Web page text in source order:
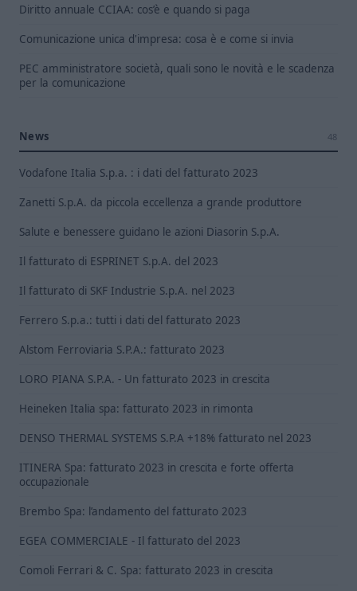
Diritto annuale CCIAA: cos’è e quando si paga
Comunicazione unica d'impresa: cosa è e come si invia
PEC amministratore società, quali sono le novità e le scadenza
per la comunicazione
News 48
Vodafone Italia S.p.a. : i dati del fatturato 2023
Zanetti S.p.A. da piccola eccellenza a grande produttore
Salute e benessere guidano le azioni Diasorin S.p.A.
Il fatturato di ESPRINET S.p.A. del 2023
Il fatturato di SKF Industrie S.p.A. nel 2023
Ferrero S.p.a.: tutti i dati del fatturato 2023
Alstom Ferroviaria S.P.A.: fatturato 2023
LORO PIANA S.P.A. - Un fatturato 2023 in crescita
Heineken Italia spa: fatturato 2023 in rimonta
DENSO THERMAL SYSTEMS S.P.A +18% fatturato nel 2023
ITINERA Spa: fatturato 2023 in crescita e forte offerta
occupazionale
Brembo Spa: l’andamento del fatturato 2023
EGEA COMMERCIALE - Il fatturato del 2023
Comoli Ferrari & C. Spa: fatturato 2023 in crescita